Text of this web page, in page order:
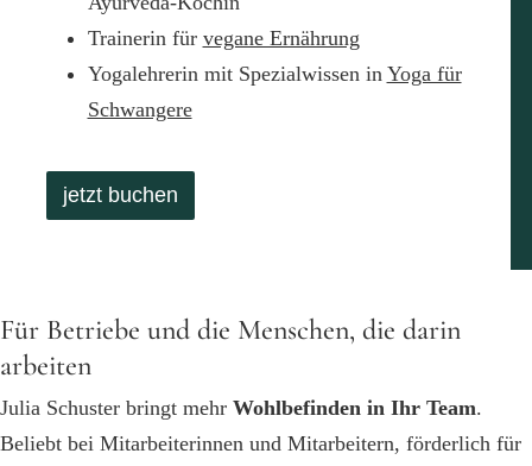
Trainerin für vegane Ernährung
Yogalehrerin mit Spezialwissen in Yoga für
Schwangere
jetzt buchen
Für Betriebe und die Menschen, die darin
arbeiten
Julia Schuster bringt mehr Wohlbefinden in Ihr Team.
Beliebt bei Mitarbeiterinnen und Mitarbeitern, förderlich für